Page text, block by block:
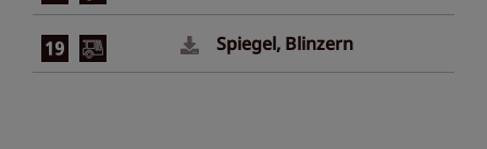
Spiegel, Blinzern